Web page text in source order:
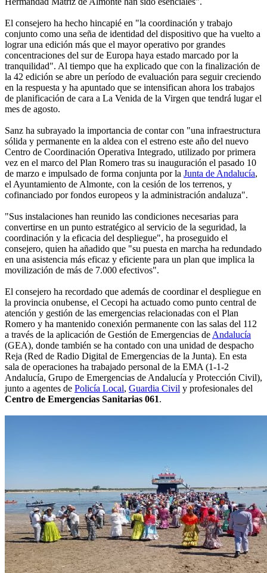
El consejero ha hecho hincapié en "la coordinación y trabajo
conjunto como una seña de identidad del dispositivo que ha vuelto a
lograr una edición más que el mayor operativo por grandes
concentraciones del sur de Europa haya estado marcado por la
tranquilidad". Al tiempo que ha explicado que con la finalización de
la 42 edición se abre un período de evaluación para seguir creciendo
en la respuesta y ha apuntado que se intensifican ahora los trabajos
de planificación de cara a La Venida de la Virgen que tendrá lugar el
mes de agosto.
Sanz ha subrayado la importancia de contar con "una infraestructura
sólida y permanente en la aldea con el estreno este año del nuevo
Centro de Coordinación Operativa Integrado, utilizado por primera
vez en el marco del Plan Romero tras su inauguración el pasado 10
de marzo e impulsado de forma conjunta por la Junta de Andalucía,
el Ayuntamiento de Almonte, con la cesión de los terrenos, y
cofinanciado por fondos europeos y la administración andaluza".
"Sus instalaciones han reunido las condiciones necesarias para
convertirse en un punto estratégico al servicio de la seguridad, la
coordinación y la eficacia del despliegue", ha proseguido el
consejero, quien ha añadido que "su puesta en marcha ha redundado
en una asistencia más eficaz y eficiente para un plan que implica la
movilización de más de 7.000 efectivos".
El consejero ha recordado que además de coordinar el despliegue en
la provincia onubense, el Cecopi ha actuado como punto central de
atención y gestión de las emergencias relacionadas con el Plan
Romero y ha mantenido conexión permanente con las salas del 112
a través de la aplicación de Gestión de Emergencias de Andalucía
(GEA), donde también se ha contado con una unidad de despacho
Reja (Red de Radio Digital de Emergencias de la Junta). En esta
sala de operaciones ha trabajado personal de la EMA (1-1-2
Andalucía, Grupo de Emergencias de Andalucía y Protección Civil),
junto a agentes de Policía Local, Guardia Civil y profesionales del
Centro de Emergencias Sanitarias 061.